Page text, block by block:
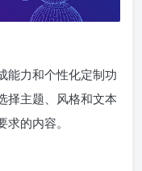
能力和个性化定制功
择主题、风格和文本
的内容。